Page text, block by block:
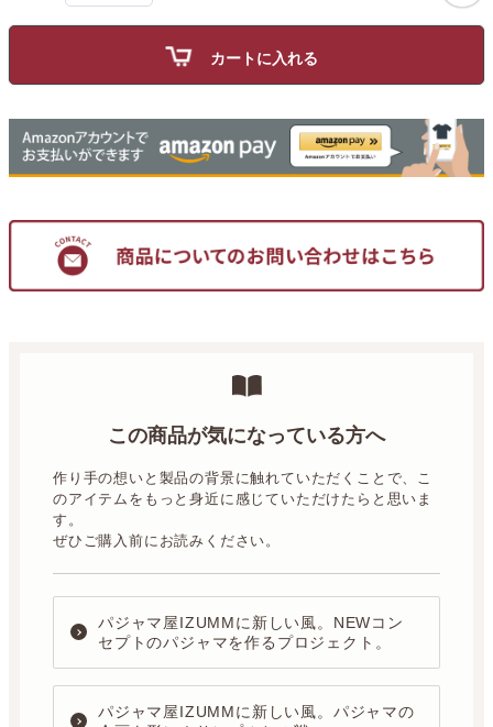
カートに入れる
この商品が気になっている方へ
作り手の想いと製品の背景に触れていただくことで、こ
のアイテムをもっと身近に感じていただけたらと思いま
す。
ぜひご購入前にお読みください。
パジャマ屋IZUMMに新しい風。NEWコン
セプトのパジャマを作るプロジェクト。
パジャマ屋IZUMMに新しい風。パジャマの